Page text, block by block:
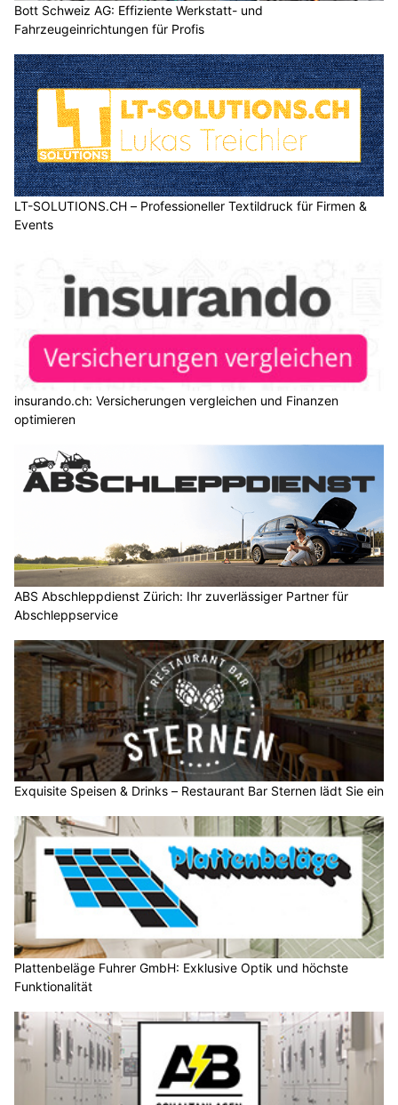
Bott Schweiz AG: Effiziente Werkstatt- und
Fahrzeugeinrichtungen für Profis
LT-SOLUTIONS.CH – Professioneller Textildruck für Firmen &
Events
insurando.ch: Versicherungen vergleichen und Finanzen
optimieren
ABS Abschleppdienst Zürich: Ihr zuverlässiger Partner für
Abschleppservice
Exquisite Speisen & Drinks – Restaurant Bar Sternen lädt Sie ein
Plattenbeläge Fuhrer GmbH: Exklusive Optik und höchste
Funktionalität